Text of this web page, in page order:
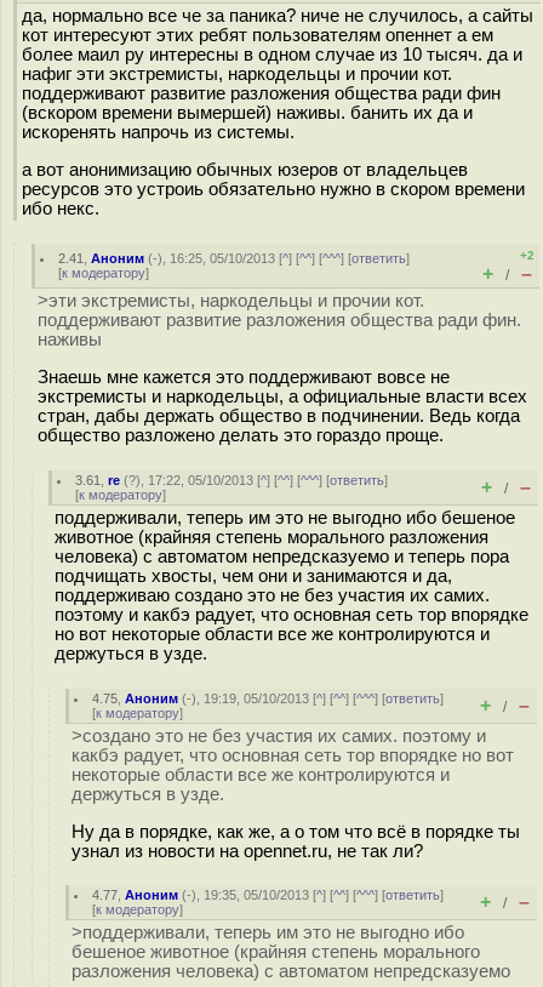
да, нормально все че за паника? ниче не случилось, а сайты
кот интересуют этих ребят пользователям опеннет а ем
более маил ру интересны в одном случае из 10 тысяч. да и
нафиг эти экстремисты, наркодельцы и прочии кот.
поддерживают развитие разложения общества ради фин
(вскором времени вымершей) наживы. банить их да и
искоренять напрочь из системы.
а вот анонимизацию обычных юзеров от владельцев
ресурсов это устроиь обязательно нужно в скором времени
ибо некс.
2.41 ,Аноним (-), 16:25, 05/10/2013 [^] [^^] [^^^] [ответить]
[к модератору]
+2
+ / –
>эти экстремисты, наркодельцы и прочии кот.
поддерживают развитие разложения общества ради фин.
наживы
Знаешь мне кажется это поддерживают вовсе не
экстремисты и наркодельцы, а официальные власти всех
стран, дабы держать общество в подчинении. Ведь когда
общество разложено делать это гораздо проще.
3.61 ,re (?), 17:22, 05/10/2013 [^] [^^] [^^^] [ответить]
[к модератору] + / –
поддерживали, теперь им это не выгодно ибо бешеное
животное (крайняя степень морального разложения
человека) с автоматом непредсказуемо и теперь пора
подчищать хвосты, чем они и занимаются и да,
поддерживаю создано это не без участия их самих.
поэтому и какбэ радует, что основная сеть тор впорядке
но вот некоторые области все же контролируются и
держуться в узде.
4.75 ,Аноним (-), 19:19, 05/10/2013 [^] [^^] [^^^] [ответить]
[к модератору] + / –
>создано это не без участия их самих. поэтому и
какбэ радует, что основная сеть тор впорядке но вот
некоторые области все же контролируются и
держуться в узде.
Ну да в порядке, как же, а о том что всё в порядке ты
узнал из новости на opennet.ru, не так ли?
4.77 ,Аноним (-), 19:35, 05/10/2013 [^] [^^] [^^^] [ответить]
[к модератору] + / –
>поддерживали, теперь им это не выгодно ибо
бешеное животное (крайняя степень морального
разложения человека) с автоматом непредсказуемо